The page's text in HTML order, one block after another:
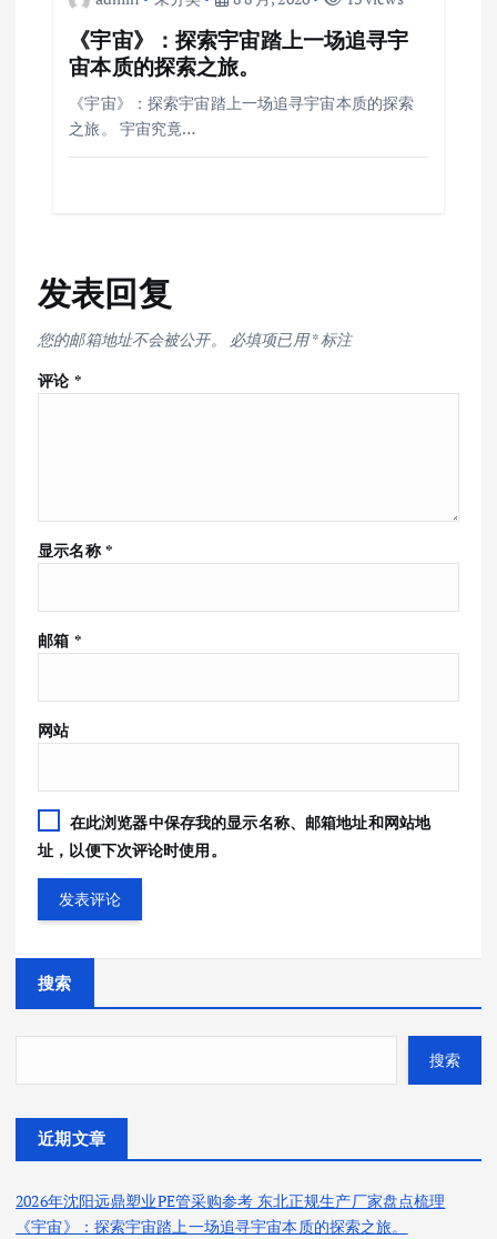
《宇宙》：探索宇宙踏上一场追寻宇
宙本质的探索之旅。
《宇宙》：探索宇宙踏上一场追寻宇宙本质的探索
之旅。 宇宙究竟…
发表回复
您的邮箱地址不会被公开。 必填项已用*标注
评论 *
显示名称 *
邮箱 *
网站
在此浏览器中保存我的显示名称、邮箱地址和网站地
址，以便下次评论时使用。
搜索
搜索
近期文章
2026年沈阳远鼎塑业PE管采购参考 东北正规生产厂家盘点梳理
《宇宙》：探索宇宙踏上一场追寻宇宙本质的探索之旅。